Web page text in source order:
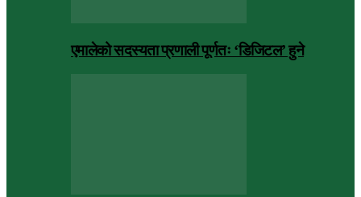
एमालेको सदस्यता प्रणाली पूर्णतः ‘डिजिटल’ हुने